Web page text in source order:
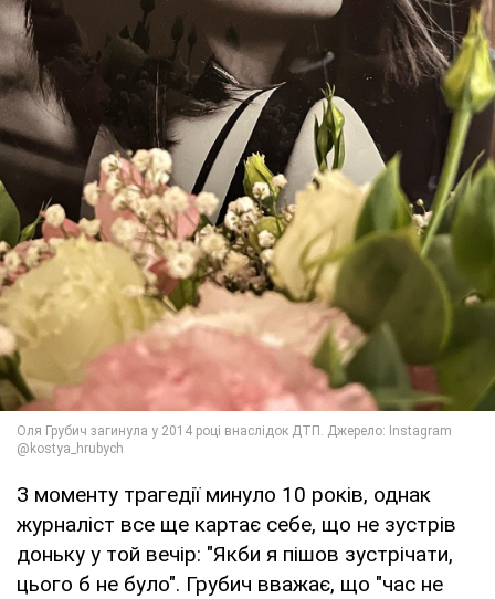
З моменту трагедії минуло 10 років, однак
журналіст все ще картає себе, що не зустрів
доньку у той вечір: "Якби я пішов зустрічати,
цього б не було". Грубич вважає, що "час не